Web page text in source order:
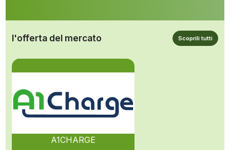
l'offerta del mercato Scoprili tutti
A1CHARGE